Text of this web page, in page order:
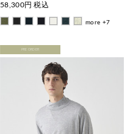
58,300円 税込
more +7
PRE ORDER